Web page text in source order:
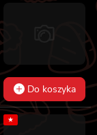
Do koszyka
★